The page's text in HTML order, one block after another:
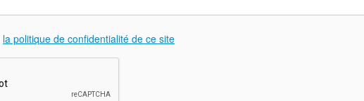
la politique de confidentialité de ce site